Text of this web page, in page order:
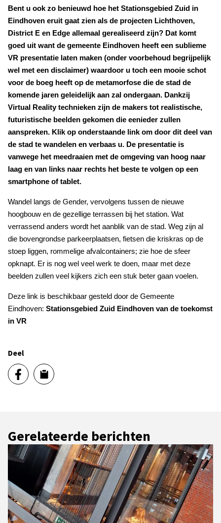
Bent u ook zo benieuwd hoe het Stationsgebied Zuid in
Eindhoven eruit gaat zien als de projecten Lichthoven,
District E en Edge allemaal gerealiseerd zijn? Dat komt
goed uit want de gemeente Eindhoven heeft een sublieme
VR presentatie laten maken (onder voorbehoud begrijpelijk
wel met een disclaimer) waardoor u toch een mooie schot
voor de boeg heeft op de metamorfose die de stad de
komende jaren geleidelijk aan zal ondergaan. Dankzij
Virtual Reality technieken zijn de makers tot realistische,
futuristische beelden gekomen die eenieder zullen
aanspreken. Klik op onderstaande link om door dit deel van
de stad te wandelen en verbaas u. De presentatie is
vanwege het meedraaien met de omgeving van hoog naar
laag en van links naar rechts het beste te volgen op een
smartphone of tablet.
Wandel langs de Gender, vervolgens tussen de nieuwe
hoogbouw en de gezellige terrassen bij het station. Wat
verrassend anders wordt het aanblik van de stad. Weg zijn al
die bovengrondse parkeerplaatsen, fietsen die kriskras op de
stoep liggen, rommelige afvalcontainers; zie hoe de sfeer
opknapt. Er is nog wel veel werk te doen, maar met deze
beelden zullen veel kijkers zich een stuk beter gaan voelen.
Deze link is beschikbaar gesteld door de Gemeente
Eindhoven: Stationsgebied Zuid Eindhoven van de toekomst
in VR
Deel
Gerelateerde berichten